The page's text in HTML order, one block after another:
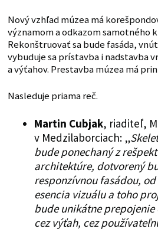
Nový vzhľad múzea má
významom a odkazom samotného
Rekonštruovať sa bude fasáda,
vybuduje sa prístavba i nadstavba
a výťahov. Prestavba múzea má
Nasleduje priama reč.
Martin Cubjak, riaditeľ,
v Medzilaborciach: „
bude ponechaný z
architektúre, dotvorený
responzívnou fasádou,
esencia vizuálu a toho
bude unikátne
cez výťah, cez